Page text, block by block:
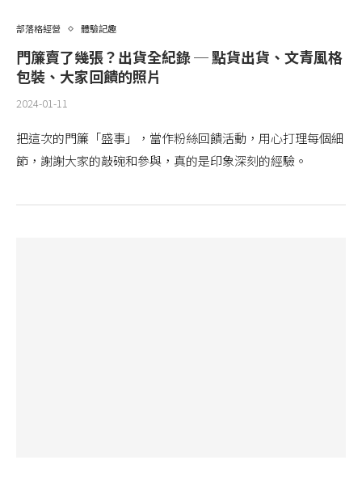
部落格經營 體驗記趣
門簾賣了幾張？出貨全紀錄 ─ 點貨出貨、文青風格
包裝、大家回饋的照片
2024-01-11
把這次的門簾「盛事」，當作粉絲回饋活動，用心打理每個細
節，謝謝大家的敲碗和參與，真的是印象深刻的經驗。